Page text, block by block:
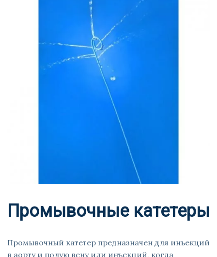
Промывочные катетеры
Промывочный катетер предназначен для инъекций
в аорту и полую вену или инъекций, когда